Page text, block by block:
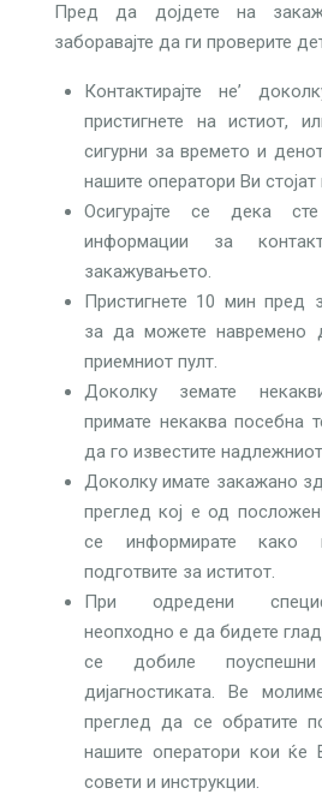
Пред да дојдете на
заборавајте да ги проверите
Контактирајте не’
пристигнете на истиот,
сигурни за времето и
нашите оператори Ви
Осигурајте се дека
информации за
закажувањето.
Пристигнете 10 мин пред
за да можете навремено
приемниот пулт.
Доколку земате
примате некаква посебна
да го известите
Доколку имате закажано
преглед кој е од
се информирате како
подготвите за иститот.
При одредени
неопходно е да бидете
се добиле
дијагностиката. Ве
преглед да се обратите
нашите оператори кои ќе
совети и инструкции.